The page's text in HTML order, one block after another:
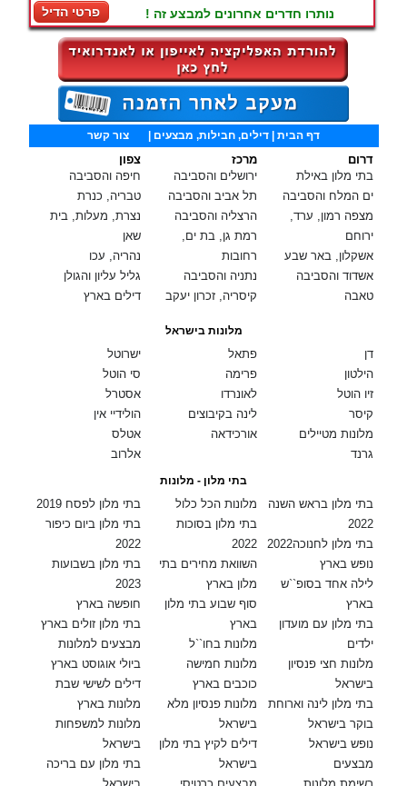
פרטי הדיל נותרו חדרים אחרונים למבצע זה !
דף הבית | דילים, חבילות, מבצעים | צור קשר
צפון
חיפה והסביבה
טבריה, כנרת
נצרת, מעלות, בית
שאן
נהריה, עכו
גליל עליון והגולן
דילים בארץ
מרכז
ירושלים והסביבה
תל אביב והסביבה
הרצליה והסביבה
רמת גן, בת ים,
רחובות
נתניה והסביבה
קיסריה, זכרון יעקב
דרום
בתי מלון באילת
ים המלח והסביבה
מצפה רמון, ערד,
ירוחם
אשקלון, באר שבע
אשדוד והסביבה
טאבה
מלונות בישראל
ישרוטל
סי הוטל
אסטרל
הולידיי אין
אטלס
אלרוב
פתאל
פרימה
לאונרדו
לינה בקיבוצים
אורכידאה
דן
הילטון
זיו הוטל
קיסר
מלונות מטיילים
גרנד
בתי מלון - מלונות
בתי מלון לפסח 2019
בתי מלון ביום כיפור
2022
בתי מלון בשבועות
2023
חופשה בארץ
בתי מלון זולים בארץ
מבצעים למלונות
ביולי אוגוסט בארץ
דילים לשישי שבת
מלונות בארץ
מלונות למשפחות
בישראל
בתי מלון עם בריכה
מלונות הכל כלול
בתי מלון בסוכות
2022
השוואת מחירים בתי
מלון בארץ
סוף שבוע בתי מלון
בארץ
מלונות בחו``ל
מלונות חמישה
כוכבים בארץ
מלונות פנסיון מלא
בישראל
דילים לקיץ בתי מלון
בישראל
בתי מלון בראש השנה
2022
בתי מלון לחנוכה2022
נופש בארץ
לילה אחד בסופ``ש
בארץ
בתי מלון עם מועדון
ילדים
מלונות חצי פנסיון
בישראל
בתי מלון לינה וארוחת
בוקר בישראל
נופש בישראל
מבצעים